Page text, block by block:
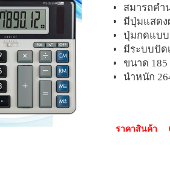
สมารถคำ
มีปุ่มแสดง
ปุ่มกดแบบ
มีระบบปัด
ขนาด 185
นำหนัก
ราคาสินค้า